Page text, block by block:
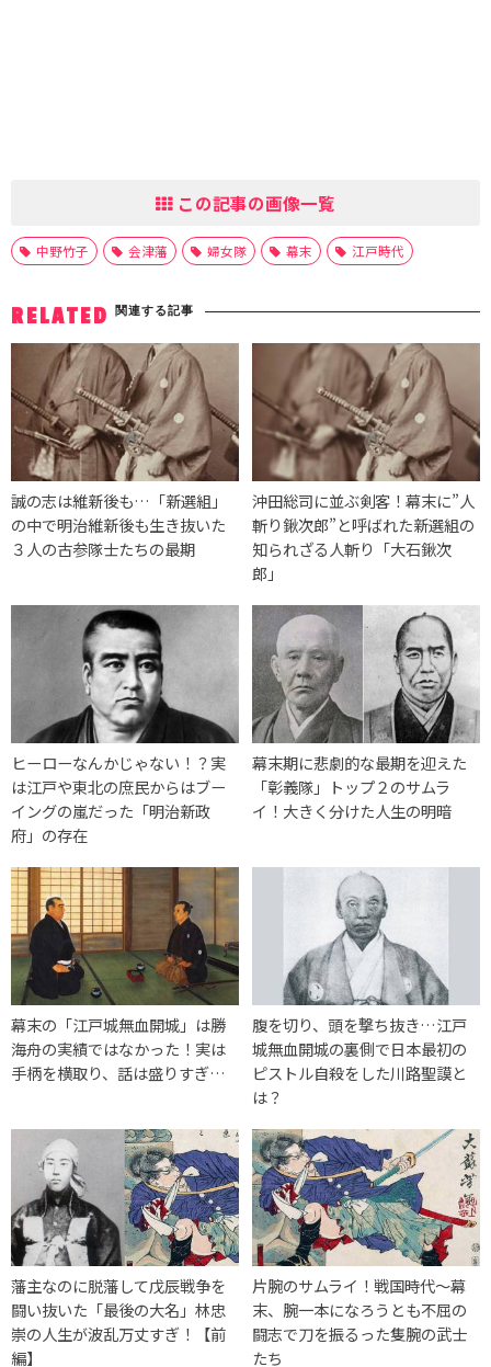
この記事の画像一覧
中野竹子 会津藩 婦女隊 幕末 江戸時代
RELATED 関連する記事
誠の志は維新後も…「新選組」
の中で明治維新後も生き抜いた
３人の古参隊士たちの最期
沖田総司に並ぶ剣客！幕末に”人
斬り鍬次郎”と呼ばれた新選組の
知られざる人斬り「大石鍬次
郎」
ヒーローなんかじゃない！？実
は江戸や東北の庶民からはブー
イングの嵐だった「明治新政
府」の存在
幕末期に悲劇的な最期を迎えた
「彰義隊」トップ２のサムラ
イ！大きく分けた人生の明暗
幕末の「江戸城無血開城」は勝
海舟の実績ではなかった！実は
手柄を横取り、話は盛りすぎ…
腹を切り、頭を撃ち抜き…江戸
城無血開城の裏側で日本最初の
ピストル自殺をした川路聖謨と
は？
藩主なのに脱藩して戊辰戦争を
闘い抜いた「最後の大名」林忠
崇の人生が波乱万丈すぎ！【前
編】
片腕のサムライ！戦国時代〜幕
末、腕一本になろうとも不屈の
闘志で刀を振るった隻腕の武士
たち